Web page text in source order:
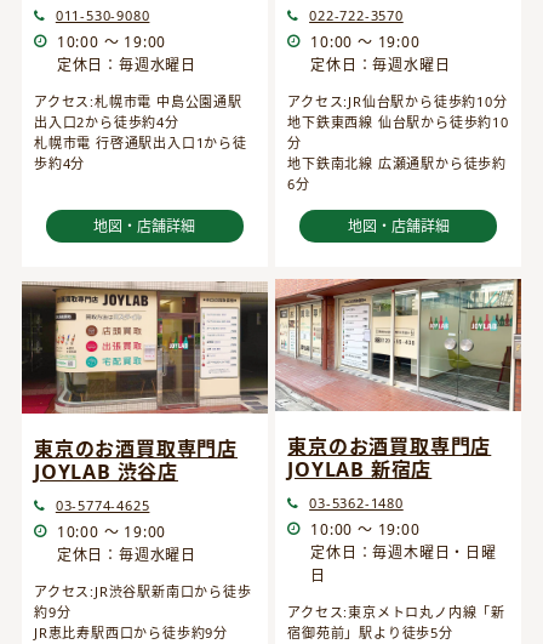
011-530-9080
10:00 ～ 19:00
定休日：毎週水曜日
アクセス:札幌市電 中島公園通駅
出入口2から徒歩約4分
札幌市電 行啓通駅出入口1から徒
歩約4分
地図・店舗詳細
022-722-3570
10:00 ～ 19:00
定休日：毎週水曜日
アクセス:JR仙台駅から徒歩約10分
地下鉄東西線 仙台駅から徒歩約10
分
地下鉄南北線 広瀬通駅から徒歩約
6分
地図・店舗詳細
東京のお酒買取専門店
JOYLAB 渋谷店
03-5774-4625
10:00 ～ 19:00
定休日：毎週水曜日
アクセス:JR渋谷駅新南口から徒歩
約9分
JR恵比寿駅西口から徒歩約9分
東京のお酒買取専門店
JOYLAB 新宿店
03-5362-1480
10:00 ～ 19:00
定休日：毎週木曜日・日曜
日
アクセス:東京メトロ丸ノ内線「新
宿御苑前」駅より徒歩5分